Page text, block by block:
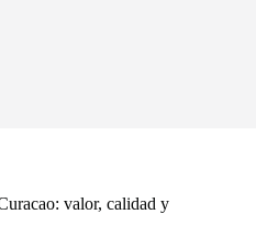
valor, calidad y